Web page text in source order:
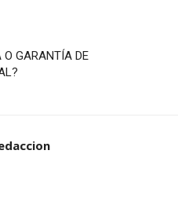
O GARANTÍA DE